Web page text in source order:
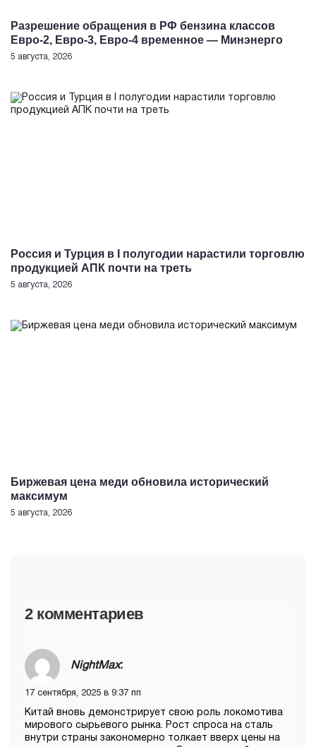
Разрешение обращения в РФ бензина классов
Евро-2, Евро-3, Евро-4 временное — Минэнерго
5 августа, 2026
Россия и Турция в I полугодии нарастили торговлю
продукцией АПК почти на треть
5 августа, 2026
Биржевая цена меди обновила исторический
максимум
5 августа, 2026
2 комментариев
NightMax:
17 сентября, 2025 в 9:37 пп
Китай вновь демонстрирует свою роль локомотива
мирового сырьевого рынка. Рост спроса на сталь
внутри страны закономерно толкает вверх цены на